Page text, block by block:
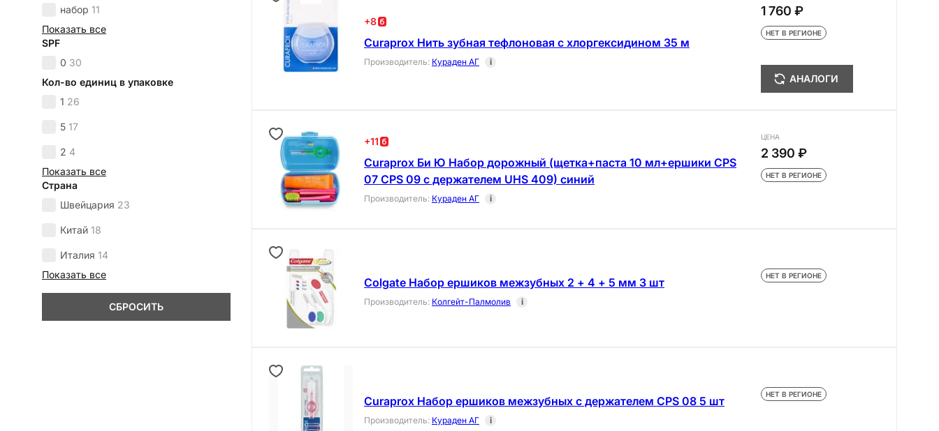
набор 11
Показать все
SPF
0 30
Кол-во единиц в упаковке
1 26
5 17
2 4
Показать все
Страна
Швейцария 23
Китай 18
Италия 14
Показать все
СБРОСИТЬ
+8
Curaprox Нить зубная тефлоновая с хлоргексидином 35 м
Производитель: Кураден АГ i
1 760 ₽
НЕТ В РЕГИОНЕ
АНАЛОГИ
+11
Curaprox Би Ю Набор дорожный (щетка+паста 10 мл+ершики CPS
07 CPS 09 с держателем UHS 409) синий
Производитель: Кураден АГ i
ЦЕНА
2 390 ₽
НЕТ В РЕГИОНЕ
Colgate Набор ершиков межзубных 2 + 4 + 5 мм 3 шт
Производитель: Колгейт-Палмолив i
НЕТ В РЕГИОНЕ
Curaprox Набор ершиков межзубных с держателем CPS 08 5 шт
Производитель: Кураден АГ i
НЕТ В РЕГИОНЕ